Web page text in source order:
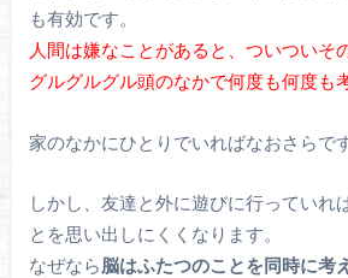
も有効です。
人間は嫌なことがあると、ついついそ
グルグルグル頭のなかで何度も何度も
家のなかにひとりでいればなおさらです
しかし、友達と外に遊びに行っていれ
とを思い出しにくくなります。
なぜなら脳はふたつのことを同時に考